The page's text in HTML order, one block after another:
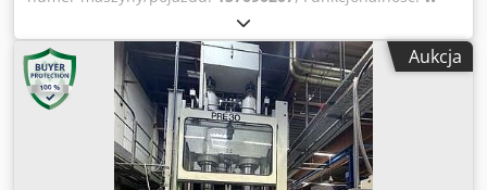
180 t
minimalnej – gwarantowana sprzedaż w oparciu o
najwyższą ofertę! DANE TECHNICZNE Siła nacisku: 180 t
Maksymalne ciśnienie hydrauliczne: 600 bar Skok cylindra:
325 mm Otwór: 325 mm DANE MASZYNY Sterowanie:
Sterowanie elektroniczne z panelem obsługi/CNC Napięcie:
400 V / 50 Hz Dodpoznmb Iofx Achekr Wykonanie: Wersja
przemysłowa WYPOSAŻENIE Zamknięta kabina
Aukcja